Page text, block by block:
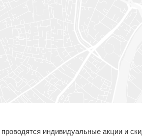
индивидуальные акции и